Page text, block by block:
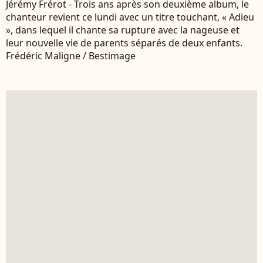
Jérémy Frérot - Trois ans après son deuxième album, le
chanteur revient ce lundi avec un titre touchant, « Adieu
», dans lequel il chante sa rupture avec la nageuse et
leur nouvelle vie de parents séparés de deux enfants.
Frédéric Maligne / Bestimage